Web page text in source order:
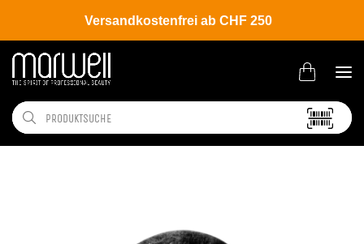
Versandkostenfrei ab CHF 250
Shop Brands Marc Inbane